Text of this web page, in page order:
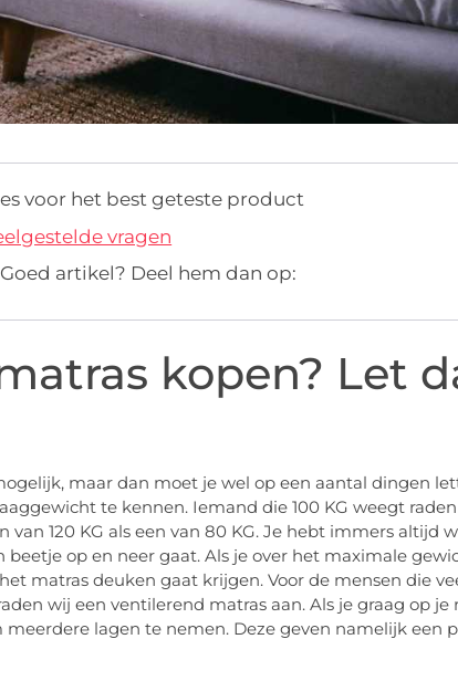
voor het best geteste product
vragen
Goed artikel? Deel hem dan op:
kopen? Let
maar dan moet je wel op een aantal dingen
te kennen. Iemand die 100 KG weegt
120 KG als een van 80 KG. Je hebt immers altijd
op en neer gaat. Als je over het maximale
matras deuken gaat krijgen. Voor de mensen die
wij een ventilerend matras aan. Als je graag op je
lagen te nemen. Deze geven namelijk een